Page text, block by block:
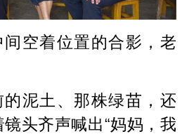
空着位置的合影，老
泥土、那株绿苗，还
头齐声喊出“妈妈，我